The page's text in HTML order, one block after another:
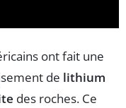
ont fait une
de lithium
des roches. Ce